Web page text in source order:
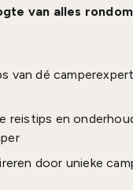
van alles
van dé
reistips en
door unieke